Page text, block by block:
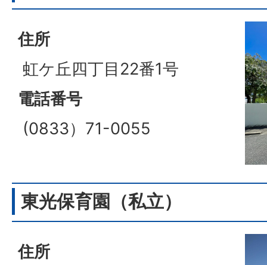
住所
虹ケ丘四丁目22番1号
電話番号
(0833）71-0055
東光保育園（私立）
住所